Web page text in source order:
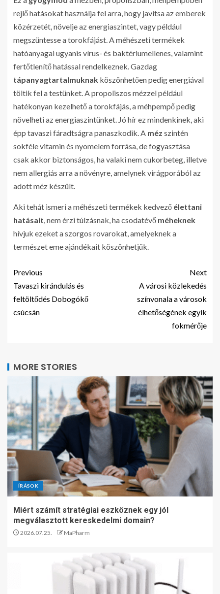
rejlő hatásokat használja fel arra, hogy javítsa az emberek
közérzetét, növelje az energiaszintet, vagy például
megszüntesse a torokfájást. A méhészeti termékek
hatóanyagai ugyanis vírus- és baktériumellenes, valamint
fertőtlenítő hatással rendelkeznek. Gazdag
tápanyagtartalmuknak köszönhetően pedig energiával
töltik fel a testünket. A propoliszos mézzel például
hatékonyan kezelhető a torokfájás, a méhpempő pedig
növelheti az energiaszintünket. Jó hír ez mindenkinek, aki
épp tavaszi fáradtságra panaszkodik. A méz szintén
sokféle vitamin és nyomelem forrása, de fogyasztása
csak akkor biztonságos, ha valaki nem cukorbeteg, illetve
nem allergiás arra a növényre, amelynek virágporából az
adott méz készült.
Aki tehát ismeri a méhészeti termékek kedvező élettani
hatásait , nem érzi túlzásnak, ha csodatévő méheknek
hívjuk ezeket a szorgos rovarokat, amelyeknek a
természet eme ajándékait köszönhetjük.
Previous
Tavaszi kirándulás és
feltöltődés Dobogókő
csúcsán
Next
A városi közlekedés
színvonala a városok
élhetőségének egyik
fokmérője
MORE STORIES
ÍRÁSOK
Miért számít stratégiai eszköznek egy jól
megválasztott kereskedelmi domain?
2026.07.25. MaPharm